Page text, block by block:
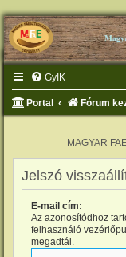
GyIK
Portal Fórum
MAGYAR
Jelszó
E-mail cím:
Az azonosítódhoz
felhasználó
megadtál.